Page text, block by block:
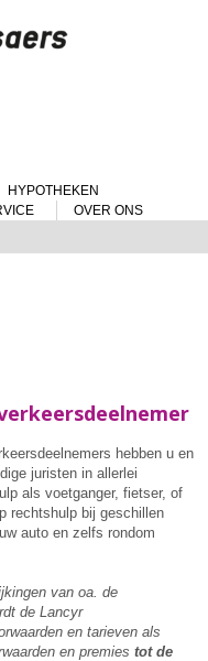
HYPOTHEKEN
OVER ONS
hebben u en
juristen in allerlei
als voetganger, fietser, of
rechtshulp bij geschillen
auto en zelfs rondom
van oa. de
de Lancyr
en tarieven als
en premiestot de